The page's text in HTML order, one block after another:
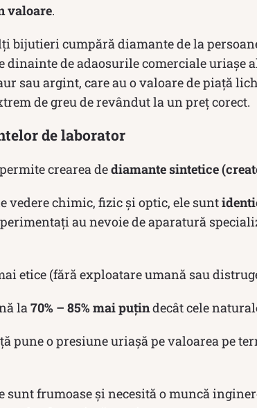
valoare.
bijutieri cumpără diamante de la
dinainte de adaosurile comerciale uriașe
sau argint, care au o valoare de piață
de greu de revândut la un preț corect.
de laborator
crearea dediamante sintetice
vedere chimic, fizic și optic, ele sunt
au nevoie de aparatură
etice (fără exploatare umană sau
la70% – 85% mai puțindecât cele
pune o presiune uriașă pe valoarea pe
sunt frumoase și necesită o muncă